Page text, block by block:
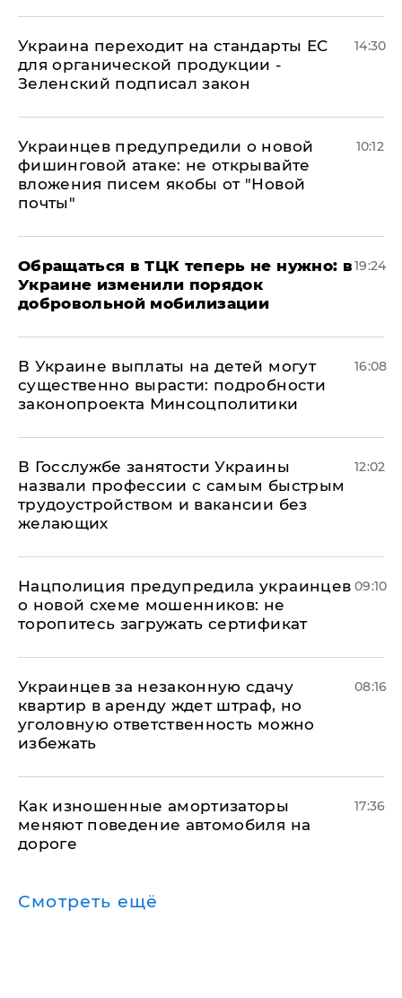
Украина переходит на стандарты ЕС
для органической продукции -
Зеленский подписал закон
14:30
Украинцев предупредили о новой
фишинговой атаке: не открывайте
вложения писем якобы от "Новой
почты"
10:12
Обращаться в ТЦК теперь не нужно: в
Украине изменили порядок
добровольной мобилизации
19:24
В Украине выплаты на детей могут
существенно вырасти: подробности
законопроекта Минсоцполитики
16:08
В Госслужбе занятости Украины
назвали профессии с самым быстрым
трудоустройством и вакансии без
желающих
12:02
Нацполиция предупредила украинцев
о новой схеме мошенников: не
торопитесь загружать сертификат
09:10
Украинцев за незаконную сдачу
квартир в аренду ждет штраф, но
уголовную ответственность можно
избежать
08:16
Как изношенные амортизаторы
меняют поведение автомобиля на
дороге
17:36
Смотреть ещё